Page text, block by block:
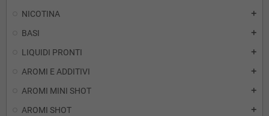
NICOTINA add
BASI add
LIQUIDI PRONTI add
AROMI E ADDITIVI add
AROMI MINI SHOT add
AROMI SHOT add